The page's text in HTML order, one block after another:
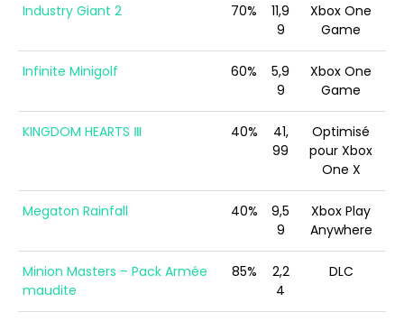
Industry Giant 2 70%
11,9
9
Xbox One
Game
Infinite Minigolf 60%
5,9
9
Xbox One
Game
KINGDOM HEARTS Ⅲ 40%
41,
99
Optimisé
pour Xbox
One X
Megaton Rainfall 40%
9,5
9
Xbox Play
Anywhere
Minion Masters – Pack Armée
maudite
85%
2,2
4
DLC